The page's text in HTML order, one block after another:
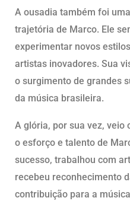
A ousadia também foi
trajetória de Marco. Ele
experimentar novos
artistas inovadores. Sua
o surgimento de grandes
da música brasileira.
A glória, por sua vez, veio
o esforço e talento de
sucesso, trabalhou com
recebeu reconhecimento
contribuição para a